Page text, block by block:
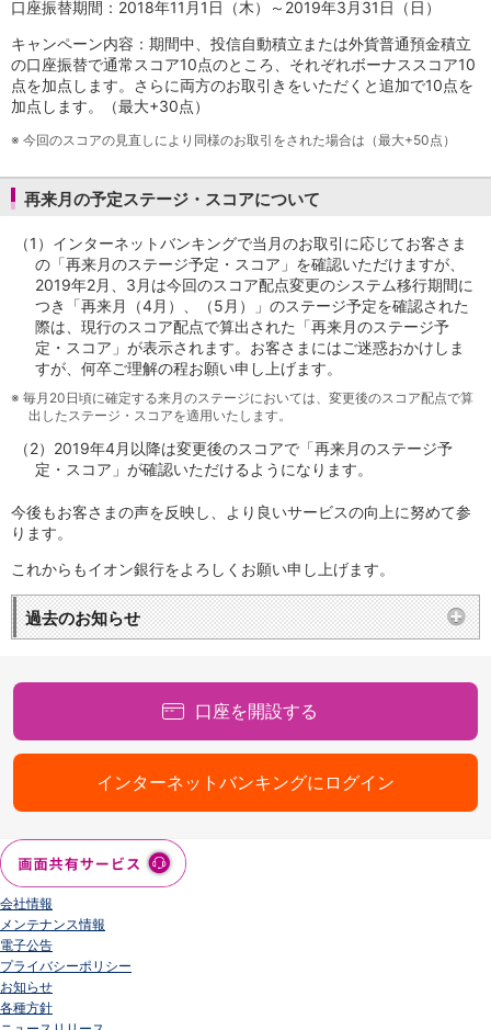
口座振替期間：2018年11月1日（木）～2019年3月31日（日）
キャンペーン内容：期間中、投信自動積立または外貨普通預金積立
の口座振替で通常スコア10点のところ、それぞれボーナススコア10
点を加点します。さらに両方のお取引きをいただくと追加で10点を
加点します。（最大+30点）
※ 今回のスコアの見直しにより同様のお取引をされた場合は（最大+50点）
再来月の予定ステージ・スコアについて
（1） インターネットバンキングで当月のお取引に応じてお客さま
の「再来月のステージ予定・スコア」を確認いただけますが、
2019年2月、3月は今回のスコア配点変更のシステム移行期間に
つき「再来月（4月）、（5月）」のステージ予定を確認された
際は、現行のスコア配点で算出された「再来月のステージ予
定・スコア」が表示されます。お客さまにはご迷惑おかけしま
すが、何卒ご理解の程お願い申し上げます。
※ 毎月20日頃に確定する来月のステージにおいては、変更後のスコア配点で算
出したステージ・スコアを適用いたします。
（2） 2019年4月以降は変更後のスコアで「再来月のステージ予
定・スコア」が確認いただけるようになります。
今後もお客さまの声を反映し、より良いサービスの向上に努めて参
ります。
これからもイオン銀行をよろしくお願い申し上げます。
過去のお知らせ
口座を開設する
インターネットバンキングにログイン
会社情報
メンテナンス情報
電子公告
プライバシーポリシー
お知らせ
各種方針